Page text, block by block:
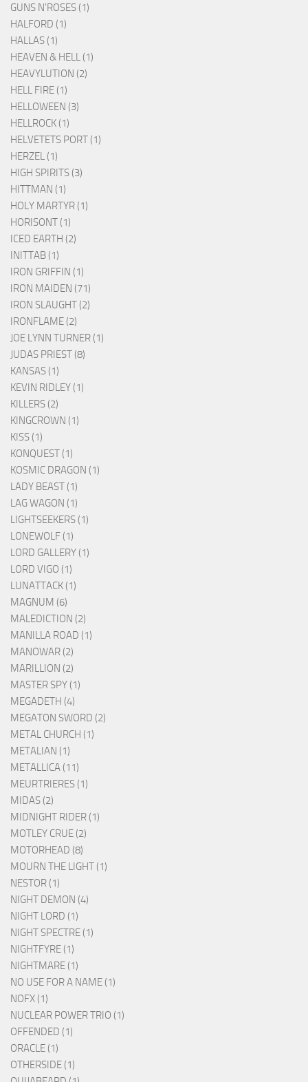
GUNS N'ROSES (1)
HALFORD (1)
HALLAS (1)
HEAVEN & HELL (1)
HEAVYLUTION (2)
HELL FIRE (1)
HELLOWEEN (3)
HELLROCK (1)
HELVETETS PORT (1)
HERZEL (1)
HIGH SPIRITS (3)
HITTMAN (1)
HOLY MARTYR (1)
HORISONT (1)
ICED EARTH (2)
INITTAB (1)
IRON GRIFFIN (1)
IRON MAIDEN (71)
IRON SLAUGHT (2)
IRONFLAME (2)
JOE LYNN TURNER (1)
JUDAS PRIEST (8)
KANSAS (1)
KEVIN RIDLEY (1)
KILLERS (2)
KINGCROWN (1)
KISS (1)
KONQUEST (1)
KOSMIC DRAGON (1)
LADY BEAST (1)
LAG WAGON (1)
LIGHTSEEKERS (1)
LONEWOLF (1)
LORD GALLERY (1)
LORD VIGO (1)
LUNATTACK (1)
MAGNUM (6)
MALEDICTION (2)
MANILLA ROAD (1)
MANOWAR (2)
MARILLION (2)
MASTER SPY (1)
MEGADETH (4)
MEGATON SWORD (2)
METAL CHURCH (1)
METALIAN (1)
METALLICA (11)
MEURTRIERES (1)
MIDAS (2)
MIDNIGHT RIDER (1)
MOTLEY CRUE (2)
MOTORHEAD (8)
MOURN THE LIGHT (1)
NESTOR (1)
NIGHT DEMON (4)
NIGHT LORD (1)
NIGHT SPECTRE (1)
NIGHTFYRE (1)
NIGHTMARE (1)
NO USE FOR A NAME (1)
NOFX (1)
NUCLEAR POWER TRIO (1)
OFFENDED (1)
ORACLE (1)
OTHERSIDE (1)